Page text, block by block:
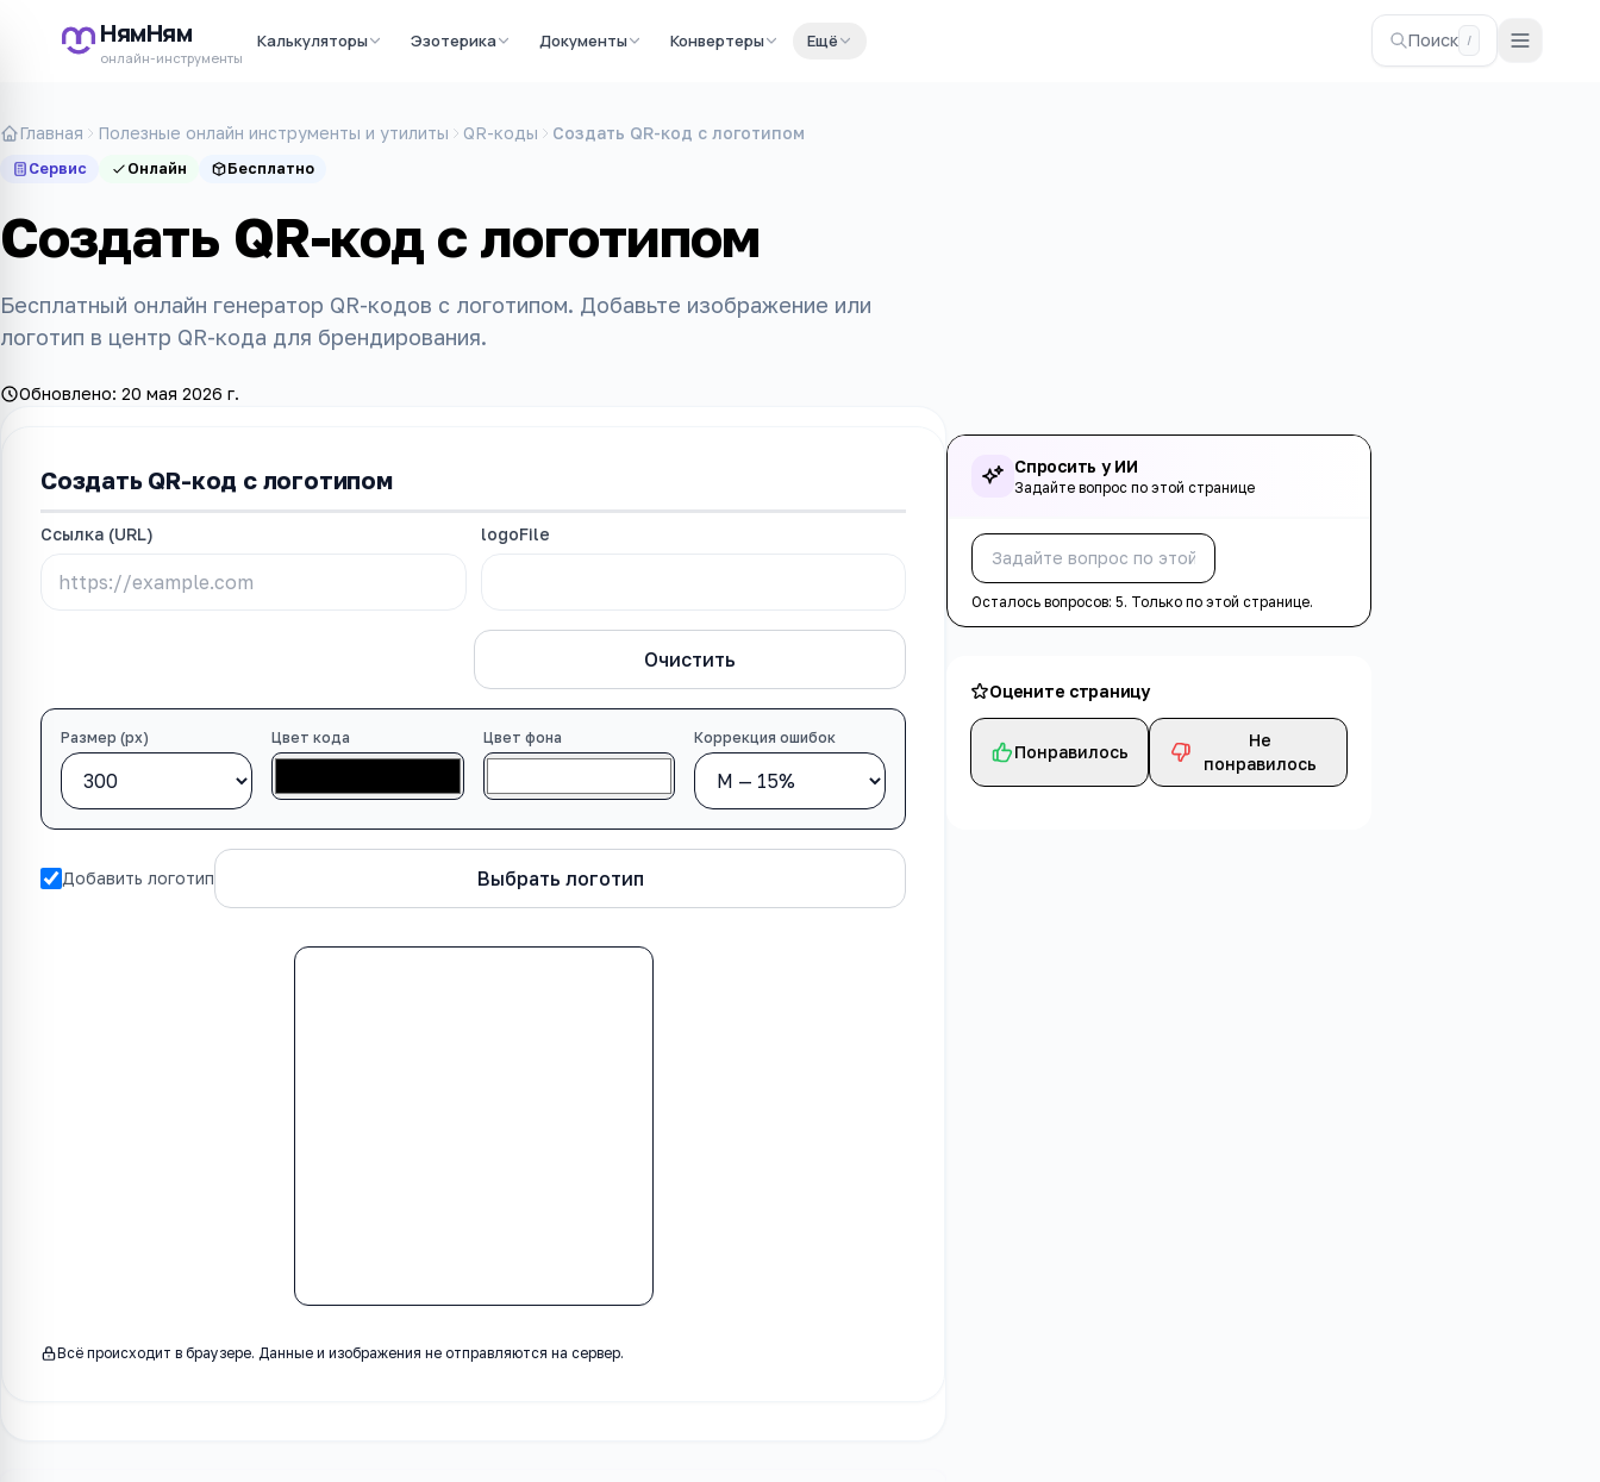
НямНям
онлайн-инструменты
Калькуляторы Эзотерика Документы Конвертеры Ещё Поиск /
Главная Полезные онлайн инструменты и утилиты QR-коды Создать QR-код с логотипом
Сервис Онлайн Бесплатно
Создать QR-код с логотипом
Бесплатный онлайн генератор QR-кодов с логотипом. Добавьте изображение или
логотип в центр QR-кода для брендирования.
Обновлено: 20 мая 2026 г.
Создать QR-код с логотипом
Ссылка (URL) logoFile
Очистить
Размер (px) Цвет кода Цвет фона Коррекция ошибок
Добавить логотип Выбрать логотип
Всё происходит в браузере. Данные и изображения не отправляются на сервер.
Спросить у ИИ
Задайте вопрос по этой странице
Осталось вопросов:5. Только по этой странице.
Оцените страницу
Понравилось
Не
понравилось